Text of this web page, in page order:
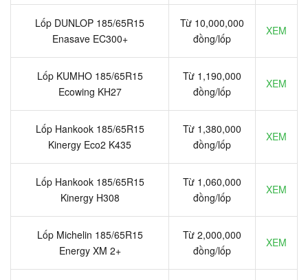
Lốp DUNLOP 185/65R15
Enasave EC300+
Từ 10,000,000
đồng/lốp
XEM
Lốp KUMHO 185/65R15
Ecowing KH27
Từ 1,190,000
đồng/lốp
XEM
Lốp Hankook 185/65R15
Kinergy Eco2 K435
Từ 1,380,000
đồng/lốp
XEM
Lốp Hankook 185/65R15
Kinergy H308
Từ 1,060,000
đồng/lốp
XEM
Lốp Michelin 185/65R15
Energy XM 2+
Từ 2,000,000
đồng/lốp
XEM